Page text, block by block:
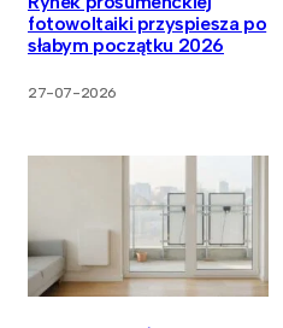
fotowoltaiki przyspiesza po
słabym początku 2026
27-07-2026